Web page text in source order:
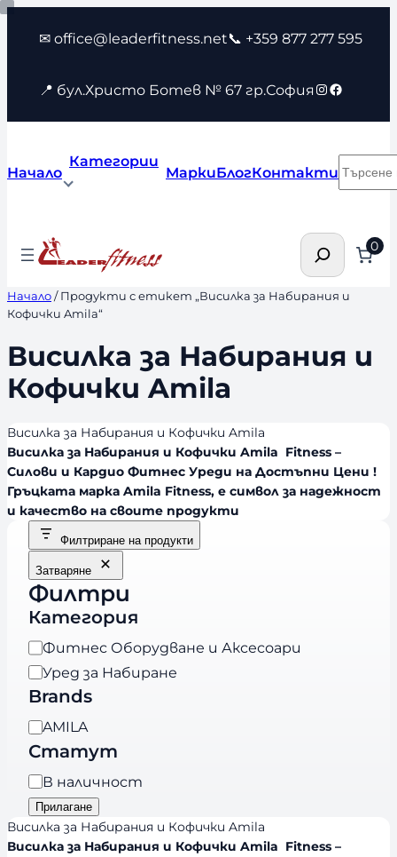
Към
съдържанието
✉ office@leaderfitness.net📞 +359 877 277 595
📍 бул.Христо Ботев № 67 гр.София Instagram
Facebook
Начало
Категории
МаркиБлогКонтакти
Търсене 0
Начало/ Продукти с етикет „Висилка за Набирания и
Кофички Amila“
Висилка за Набирания и
Кофички Amila
Висилка за Набирания и Кофички Amila
Висилка за Набирания и Кофички Amila Fitness –
Силови и Кардио Фитнес Уреди на Достъпни Цени !
Гръцката марка Amila Fitness, е символ за надежност
и качество на своите продукти
Филтриране на продукти
Затваряне
Филтри
Категория
К
а
т
г
о
р
и
я
Фитнес Оборудване и Аксесоари
Уред за Набиране
Brands
B
r
a
n
d
s
AMILA
Статут
Н
а
л
и
В наличност
Прилагане
Висилка за Набирания и Кофички Amila
Висилка за Набирания и Кофички Amila Fitness –